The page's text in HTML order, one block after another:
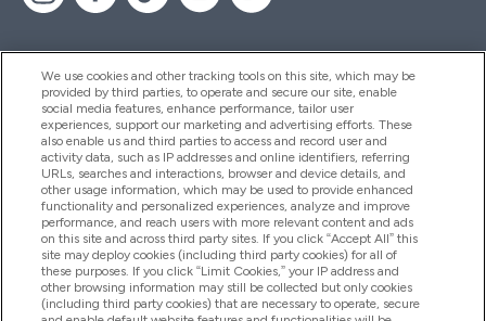
Pomoć I Informacije
Proizvodi
Informacije O Tvrtki
Lojalnost I Nagrade
We use cookies and other tracking tools on this site, which may be
provided by third parties, to operate and secure our site, enable
social media features, enhance performance, tailor user
experiences, support our marketing and advertising efforts. These
also enable us and third parties to access and record user and
activity data, such as IP addresses and online identifiers, referring
URLs, searches and interactions, browser and device details, and
other usage information, which may be used to provide enhanced
functionality and personalized experiences, analyze and improve
performance, and reach users with more relevant content and ads
on this site and across third party sites. If you click “Accept All” this
site may deploy cookies (including third party cookies) for all of
these purposes. If you click “Limit Cookies,” your IP address and
other browsing information may still be collected but only cookies
(including third party cookies) that are necessary to operate, secure